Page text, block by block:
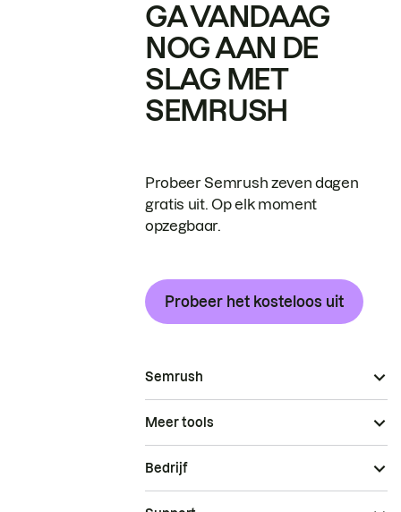
GA VANDAAG
NOG AAN DE
SLAG MET
SEMRUSH
Probeer Semrush zeven dagen
gratis uit. Op elk moment
opzegbaar.
Probeer het kosteloos uit
Semrush
Meer tools
Bedrijf